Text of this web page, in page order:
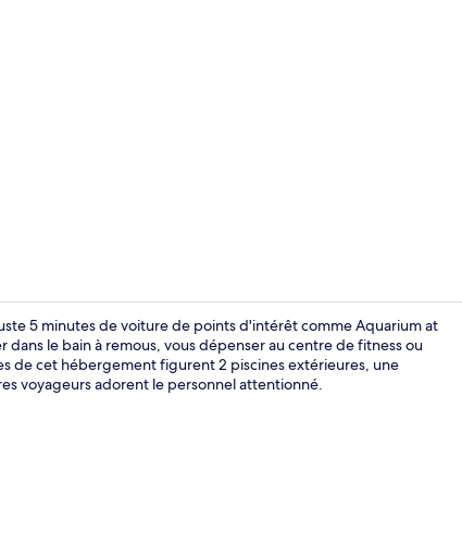
5 minutes de voiture de points d'intérêt comme Aquarium at
le bain à remous, vous dépenser au centre de fitness ou
de cet hébergement figurent 2 piscines extérieures, une
voyageurs adorent le personnel attentionné.